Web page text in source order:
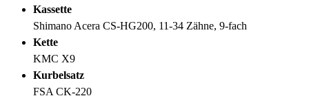
Kassette
Shimano Acera CS-HG200, 11-34 Zähne, 9-fach
Kette
KMC X9
Kurbelsatz
FSA CK-220